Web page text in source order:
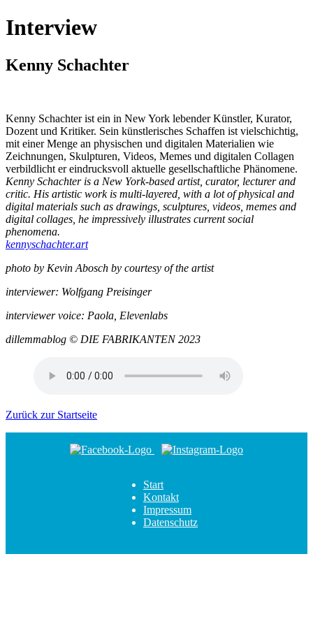
Interview
Kenny Schachter
Kenny Schachter ist ein in New York lebender Künstler, Kurator,
Dozent und Kritiker. Sein künstlerisches Schaffen ist vielschichtig,
mit einer Menge an physischen und digitalen Materialien wie
Zeichnungen, Skulpturen, Videos, Memes und digitalen Collagen
verbildlicht er eindrucksvoll aktuelle gesellschaftliche Phänomene.
Kenny Schachter is a New York-based artist, curator, lecturer and
critic. His artistic work is multi-layered, with a lot of physical and
digital materials such as drawings, sculptures, videos, memes and
digital collages, he impressively illustrates current social
phenomena.
kennyschachter.art
photo by Kevin Abosch by courtesy of the artist
interviewer: Wolfgang Preisinger
interviewer voice: Paola, Elevenlabs
dillemmablog © DIE FABRIKANTEN 2023
Zurück zur Startseite
Start
Kontakt
Impressum
Datenschutz